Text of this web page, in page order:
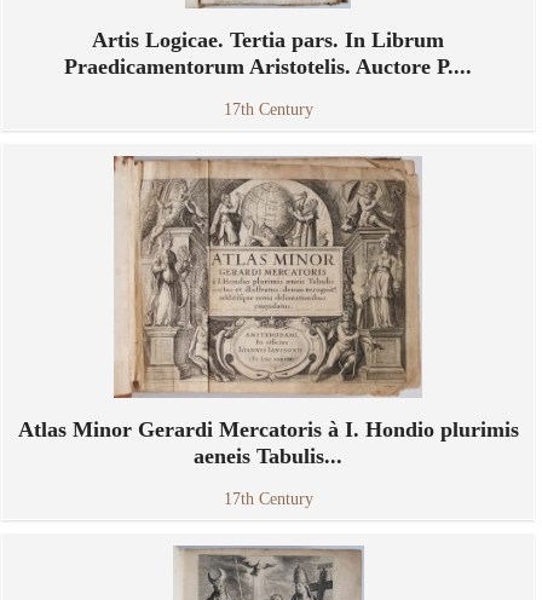
Artis Logicae. Tertia pars. In Librum
Praedicamentorum Aristotelis. Auctore P....
17th Century
Atlas Minor Gerardi Mercatoris à I. Hondio plurimis
aeneis Tabulis...
17th Century